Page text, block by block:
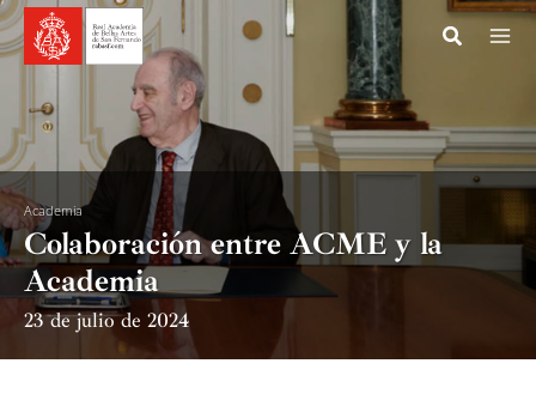
Ir
al
Academia
Colaboración entre ACME y la
Academia
23 de julio de 2024